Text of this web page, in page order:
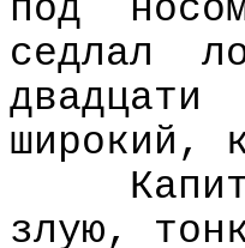
под
седлал
двадцати
широкий,
злую,